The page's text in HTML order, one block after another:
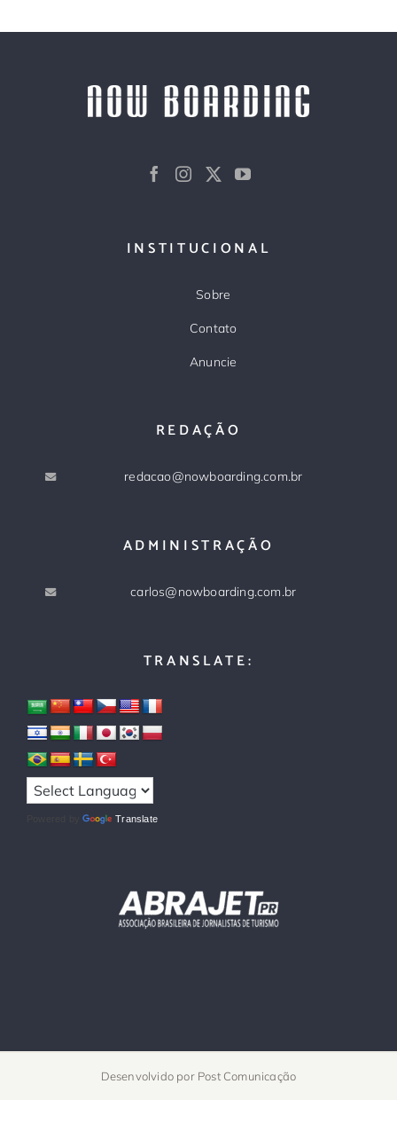
INSTITUCIONAL
Sobre
Contato
Anuncie
REDAÇÃO
redacao@nowboarding.com.br
ADMINISTRAÇÃO
carlos@nowboarding.com.br
TRANSLATE:
Powered by Translate
Desenvolvido por Post Comunicação